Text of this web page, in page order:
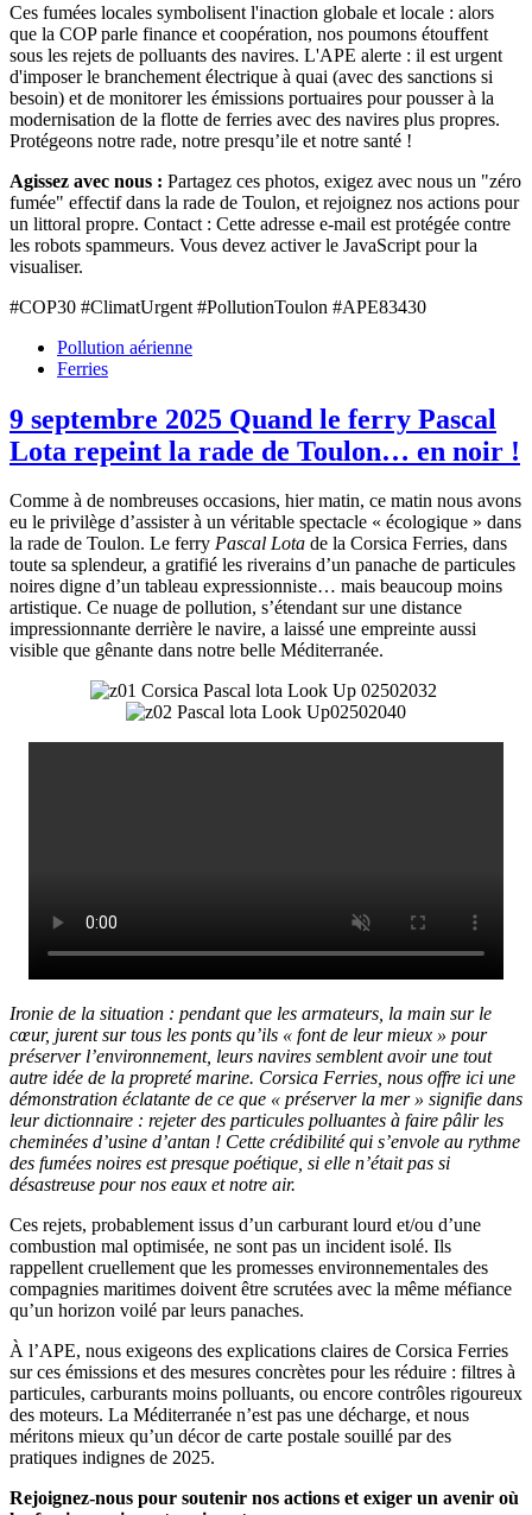
Ces fumées locales symbolisent l'inaction globale et locale : alors
que la COP parle finance et coopération, nos poumons étouffent
sous les rejets de polluants des navires. L'APE alerte : il est urgent
d'imposer le branchement électrique à quai (avec des sanctions si
besoin) et de monitorer les émissions portuaires pour pousser à la
modernisation de la flotte de ferries avec des navires plus propres.
Protégeons notre rade, notre presqu’ile et notre santé !
Agissez avec nous : Partagez ces photos, exigez avec nous un "zéro
fumée" effectif dans la rade de Toulon, et rejoignez nos actions pour
un littoral propre. Contact : Cette adresse e-mail est protégée contre
les robots spammeurs. Vous devez activer le JavaScript pour la
visualiser.
#COP30 #ClimatUrgent #PollutionToulon #APE83430
Pollution aérienne
Ferries
9 septembre 2025 Quand le ferry Pascal
Lota repeint la rade de Toulon… en noir !
Comme à de nombreuses occasions, hier matin, ce matin nous avons
eu le privilège d’assister à un véritable spectacle « écologique » dans
la rade de Toulon. Le ferry Pascal Lota de la Corsica Ferries, dans
toute sa splendeur, a gratifié les riverains d’un panache de particules
noires digne d’un tableau expressionniste… mais beaucoup moins
artistique. Ce nuage de pollution, s’étendant sur une distance
impressionnante derrière le navire, a laissé une empreinte aussi
visible que gênante dans notre belle Méditerranée.
Ironie de la situation : pendant que les armateurs, la main sur le
cœur, jurent sur tous les ponts qu’ils « font de leur mieux » pour
préserver l’environnement, leurs navires semblent avoir une tout
autre idée de la propreté marine. Corsica Ferries, nous offre ici une
démonstration éclatante de ce que « préserver la mer » signifie dans
leur dictionnaire : rejeter des particules polluantes à faire pâlir les
cheminées d’usine d’antan ! Cette crédibilité qui s’envole au rythme
des fumées noires est presque poétique, si elle n’était pas si
désastreuse pour nos eaux et notre air.
Ces rejets, probablement issus d’un carburant lourd et/ou d’une
combustion mal optimisée, ne sont pas un incident isolé. Ils
rappellent cruellement que les promesses environnementales des
compagnies maritimes doivent être scrutées avec la même méfiance
qu’un horizon voilé par leurs panaches.
À l’APE, nous exigeons des explications claires de Corsica Ferries
sur ces émissions et des mesures concrètes pour les réduire : filtres à
particules, carburants moins polluants, ou encore contrôles rigoureux
des moteurs. La Méditerranée n’est pas une décharge, et nous
méritons mieux qu’un décor de carte postale souillé par des
pratiques indignes de 2025.
Rejoignez-nous pour soutenir nos actions et exiger un avenir où